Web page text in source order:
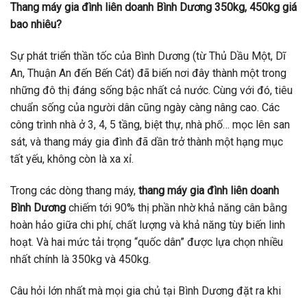
Thang máy gia đình liên doanh Bình Dương 350kg, 450kg giá
bao nhiêu?
Sự phát triển thần tốc của Bình Dương (từ Thủ Dầu Một, Dĩ
An, Thuận An đến Bến Cát) đã biến nơi đây thành một trong
những đô thị đáng sống bậc nhất cả nước. Cùng với đó, tiêu
chuẩn sống của người dân cũng ngày càng nâng cao. Các
công trình nhà ở 3, 4, 5 tầng, biệt thự, nhà phố… mọc lên san
sát, và thang máy gia đình đã dần trở thành một hạng mục
tất yếu, không còn là xa xỉ.
Trong các dòng thang máy, thang máy gia đình liên doanh
Bình Dương chiếm tới 90% thị phần nhờ khả năng cân bằng
hoàn hảo giữa chi phí, chất lượng và khả năng tùy biến linh
hoạt. Và hai mức tải trọng “quốc dân” được lựa chọn nhiều
nhất chính là 350kg và 450kg.
Câu hỏi lớn nhất mà mọi gia chủ tại Bình Dương đặt ra khi